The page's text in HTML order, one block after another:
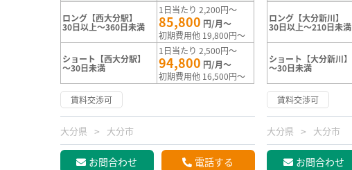
ロング【西大分駅】
30日以上～360日未満
1日当たり 2,200円～
85,800 円/月～
初期費用他 19,800円～
ショート【西大分駅】
～30日未満
1日当たり 2,500円～
94,800 円/月～
初期費用他 16,500円～
賃料交渉可
大分県 大分市
お問合わせ 電話する
ロング【大分新川】
30日以上～210日未満
ショート【大分新川】
～30日未満
賃料交渉可
大分県 大分市
お問合わせ